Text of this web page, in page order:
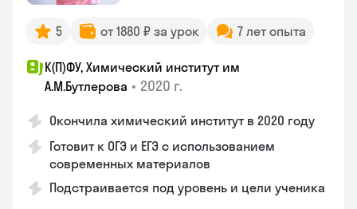
5 от 1880 ₽ за урок 7 лет опыта
К(П)ФУ, Химический институт им
А.М.Бутлерова • 2020 г.
Окончила химический институт в 2020 году
Готовит к ОГЭ и ЕГЭ с использованием
современных материалов
Подстраивается под уровень и цели ученика